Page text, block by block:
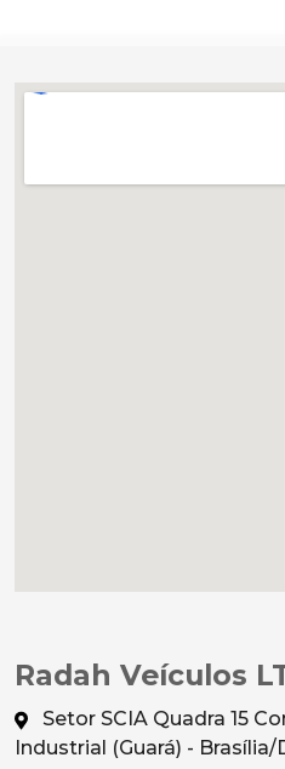
Radah Veículos
Setor SCIA Quadra 15
Industrial (Guará) - Brasília/